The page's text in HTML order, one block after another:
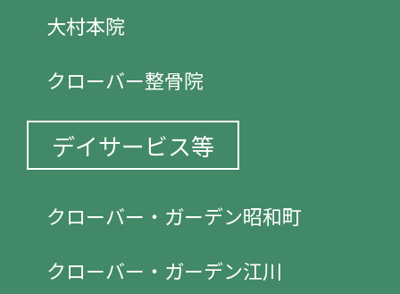
大村本院
クローバー整骨院
デイサービス等
クローバー・ガーデン昭和町
クローバー・ガーデン江川